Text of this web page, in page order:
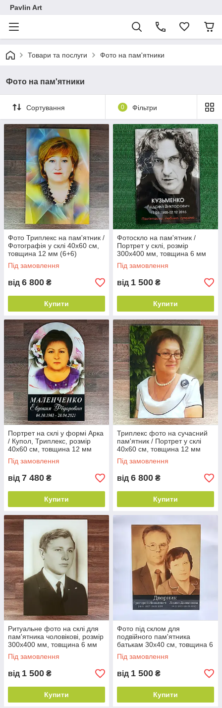
Pavlin Art
Товари та послуги Фото на пам'ятники
Фото на пам'ятники
Сортування 0 Фільтри
Фото Триплекс на пам'ятник /
Фотографія у склі 40х60 см,
товщина 12 мм (6+6)
Під замовлення
від 6 800 ₴
Купити
Фотоскло на пам'ятник /
Портрет у склі, розмір
300х400 мм, товщина 6 мм
Під замовлення
від 1 500 ₴
Купити
Портрет на склі у формі Арка
/ Купол, Триплекс, розмір
40х60 см, товщина 12 мм
(6+6)
Під замовлення
від 7 480 ₴
Купити
Триплекс фото на сучасний
пам'ятник / Портрет у склі
40х60 см, товщина 12 мм
(6+6)
Під замовлення
від 6 800 ₴
Купити
Ритуальне фото на склі для
пам'ятника чоловікові, розмір
300х400 мм, товщина 6 мм
Під замовлення
від 1 500 ₴
Купити
Фото під склом для
подвійного пам'ятника
батькам 30х40 см, товщина 6
мм
Під замовлення
від 1 500 ₴
Купити